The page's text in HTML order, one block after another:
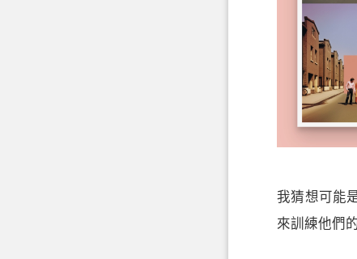
我猜想可能
來訓練他們